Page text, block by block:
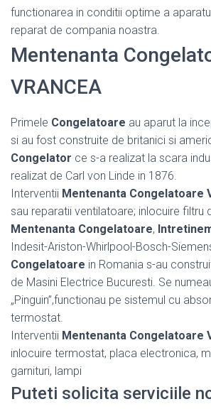
functionarea in conditii optime a
reparat de compania noastra.
Mentenanta
VRANCEA
Primele Congelatoare au aparut la
si au fost construite de britanici si
Congelator ce s-a realizat la scara
realizat de Carl von Linde in 1876.
Interventii Mentenanta Congelatoare
sau reparatii ventilatoare; inlocuire filtru
Mentenanta Congelatoare,
Indesit-Ariston-Whirlpool-Bosch-
Congelatoare in Romania s-au
de Masini Electrice Bucuresti. Se
„Pinguin”,functionau pe sistemul cu
termostat.
Interventii Mentenanta Congelatoare
inlocuire termostat, placa electronica,
garnituri, lampi
Puteti solicita serviciile